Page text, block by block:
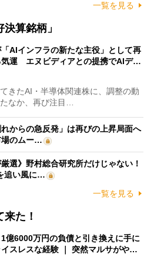
一覧を見る
算銘柄」
AIインフラの新たな主役」として再
気運 エヌビディアとの提携でAIデ…
きたAI・半導体関連株に、調整の動
なか、再び注目…
からの急反発」は再びの上昇局面へ
のムー…
選》野村総合研究所だけじゃない！
追い風に…
一覧を見る
た！
1億6000万円の負債と引き換えに手に
イスレスな経験 ｜ 突然マルサがや…